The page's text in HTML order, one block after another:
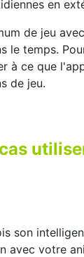
en
de jeu
le temps.
à ce que
de jeu.
son
avec votre